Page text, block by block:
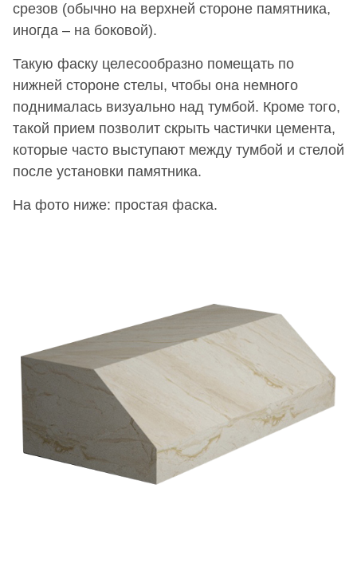
срезов (обычно на верхней стороне памятника,
иногда – на боковой).
Такую фаску целесообразно помещать по
нижней стороне стелы, чтобы она немного
поднималась визуально над тумбой. Кроме того,
такой прием позволит скрыть частички цемента,
которые часто выступают между тумбой и стелой
после установки памятника.
На фото ниже: простая фаска.